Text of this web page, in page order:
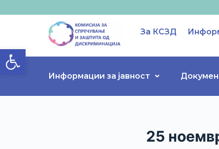
Open toolbarp
t
За КСЗД
Информации за јавност
25